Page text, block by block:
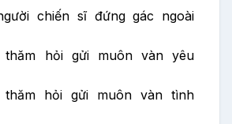
chiến sĩ đứng gác ngoài
hỏi gửi muôn vàn yêu
hỏi gửi muôn vàn tình